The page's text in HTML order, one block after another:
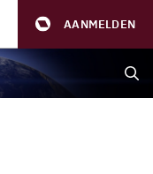
AANMELDEN